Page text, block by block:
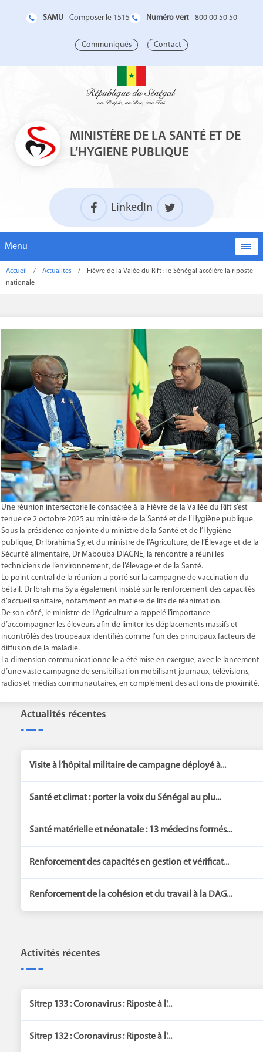
SAMU Composer le 1515 Numéro vert 800 00 50 50
Communiqués Contact
MINISTÈRE DE LA SANTÉ ET DE
L’HYGIENE PUBLIQUE
LinkedIn
Menu
Accueil / Actualites /
Fièvre de la Valée du Rift : le Sénégal accélère la riposte
nationale
Une réunion intersectorielle consacrée à la Fièvre de la Vallée du Rift s’est
tenue ce 2 octobre 2025 au ministère de la Santé et de l’Hygiène publique.
Sous la présidence conjointe du ministre de la Santé et de l’Hygiène
publique, Dr Ibrahima Sy, et du ministre de l’Agriculture, de l’Élevage et de la
Sécurité alimentaire, Dr Mabouba DIAGNE, la rencontre a réuni les
techniciens de l’environnement, de l’élevage et de la Santé.
Le point central de la réunion a porté sur la campagne de vaccination du
bétail. Dr Ibrahima Sy a également insisté sur le renforcement des capacités
d’accueil sanitaire, notamment en matière de lits de réanimation.
De son côté, le ministre de l’Agriculture a rappelé l’importance
d’accompagner les éleveurs afin de limiter les déplacements massifs et
incontrôlés des troupeaux identifiés comme l’un des principaux facteurs de
diffusion de la maladie.
La dimension communicationnelle a été mise en exergue, avec le lancement
d’une vaste campagne de sensibilisation mobilisant journaux, télévisions,
radios et médias communautaires, en complément des actions de proximité.
Actualités récentes
Visite à l’hôpital militaire de campagne déployé à...
Santé et climat : porter la voix du Sénégal au plu...
Santé matérielle et néonatale : 13 médecins formés...
Renforcement des capacités en gestion et vérificat...
Renforcement de la cohésion et du travail à la DAG...
Activités récentes
Sitrep 133 : Coronavirus : Riposte à l'...
Sitrep 132 : Coronavirus : Riposte à l'...